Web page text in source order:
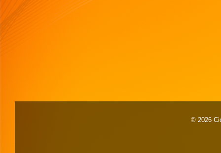
© 2026